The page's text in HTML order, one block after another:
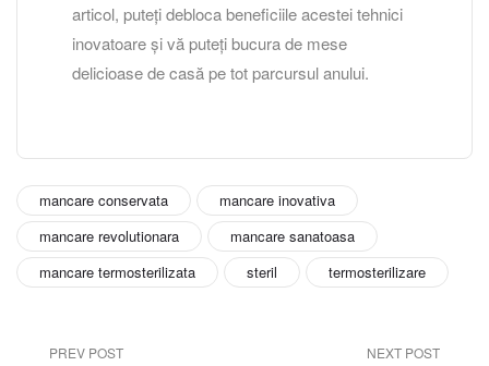
articol, puteți debloca beneficiile acestei tehnici
inovatoare și vă puteți bucura de mese
delicioase de casă pe tot parcursul anului.
mancare conservata
mancare inovativa
mancare revolutionara
mancare sanatoasa
mancare termosterilizata
steril termosterilizare
PREV POST NEXT POST